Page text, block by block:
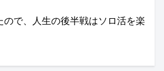
ので、人生の後半戦はソロ活を楽